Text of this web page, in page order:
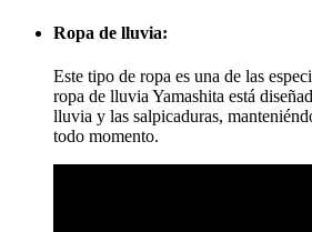
Ropa de lluvia:
Este tipo de ropa es una de las
ropa de lluvia Yamashita está
lluvia y las salpicaduras,
todo momento.